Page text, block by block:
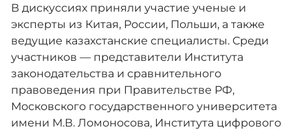
В дискуссиях приняли участие ученые и
эксперты из Китая, России, Польши, а также
ведущие казахстанские специалисты. Среди
участников — представители Института
законодательства и сравнительного
правоведения при Правительстве РФ,
Московского государственного университета
имени М.В. Ломоносова, Института цифрового